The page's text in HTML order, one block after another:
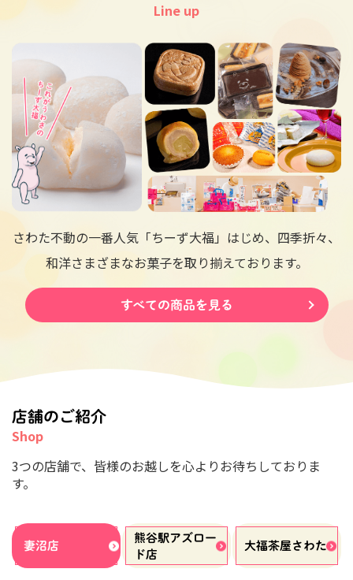
さわた不動の一番人気「ちーず大福」はじめ、 四季折々、
和洋さまざまなお菓子を取り揃えております。
すべての商品を見る
店舗のご紹介
3つの店舗で、皆様のお越しを心よりお待ちしておりま
す。
妻沼店
熊谷駅アズロー
ド店
大福茶屋 さわた